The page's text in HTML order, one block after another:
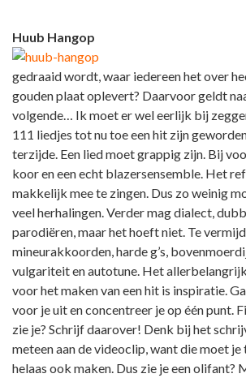
Huub Hangop
gedraaid wordt, waar iedereen het over
gouden plaat oplevert? Daarvoor geldt
volgende… Ik moet er wel eerlijk bij
111 liedjes tot nu toe een hit zijn
terzijde. Een lied moet grappig zijn. Bij
koor en een echt blazersensemble. Het
makkelijk mee te zingen. Dus zo weinig
veel herhalingen. Verder mag dialect,
parodiëren, maar het hoeft niet. Te
mineurakkoorden, harde g’s,
vulgariteit en autotune. Het
voor het maken van een hit is inspiratie.
voor je uit en concentreer je op één punt.
zie je? Schrijf daarover! Denk bij het
meteen aan de videoclip, want die moet
helaas ook maken. Dus zie je een olifant?